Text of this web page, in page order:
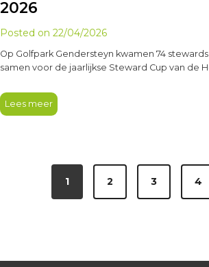
2026
Posted on 22/04/2026
Op Golfpark Gendersteyn kwamen 74
samen voor de jaarlijkse Steward Cup van de
Lees meer
1 2 3 4